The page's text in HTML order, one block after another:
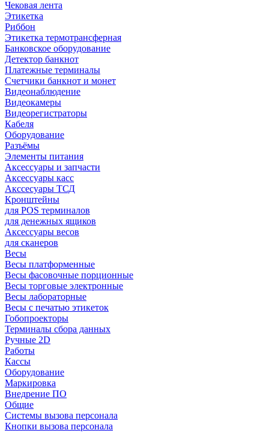
Чековая лента
Этикетка
Риббон
Этикетка термотрансферная
Банковское оборудование
Детектор банкнот
Платежные терминалы
Счетчики банкнот и монет
Видеонаблюдение
Видеокамеры
Видеорегистраторы
Кабеля
Оборудование
Разъёмы
Элементы питания
Аксессуары и запчасти
Аксессуары касс
Акссесуары ТСД
Кронштейны
для POS терминалов
для денежных ящиков
Аксессуары весов
для сканеров
Весы
Весы платформенные
Весы фасовочные порционные
Весы торговые электронные
Весы лабораторные
Весы с печатью этикеток
Гобопроекторы
Терминалы сбора данных
Ручные 2D
Работы
Кассы
Оборудование
Маркировка
Внедрение ПО
Общие
Системы вызова персонала
Кнопки вызова персонала